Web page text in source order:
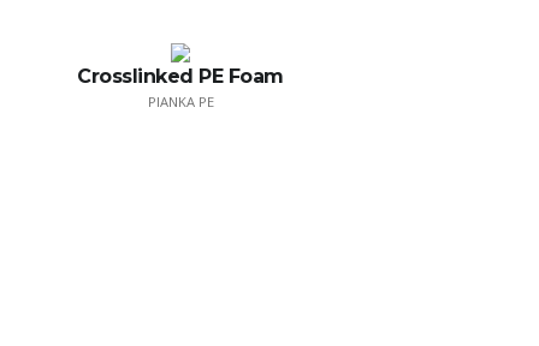
Crosslinked PE Foam
PIANKA PE